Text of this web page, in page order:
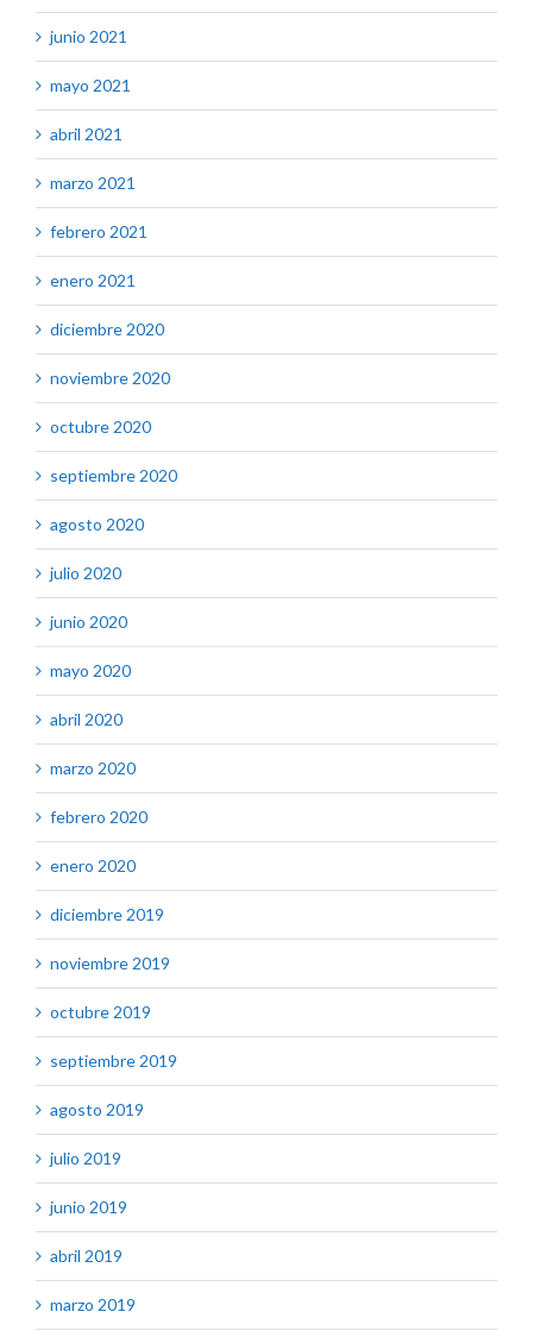
junio 2021
mayo 2021
abril 2021
marzo 2021
febrero 2021
enero 2021
diciembre 2020
noviembre 2020
octubre 2020
septiembre 2020
agosto 2020
julio 2020
junio 2020
mayo 2020
abril 2020
marzo 2020
febrero 2020
enero 2020
diciembre 2019
noviembre 2019
octubre 2019
septiembre 2019
agosto 2019
julio 2019
junio 2019
abril 2019
marzo 2019